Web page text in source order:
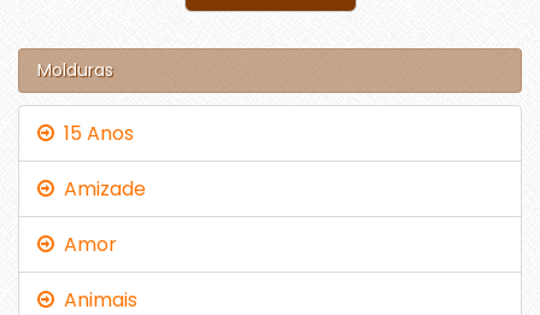
Molduras
15 Anos
Amizade
Amor
Animais